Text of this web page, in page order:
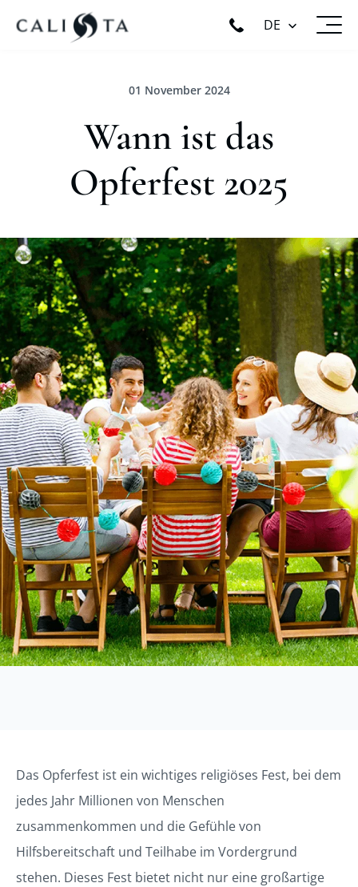
DE
01 November 2024
Wann ist das
Opferfest 2025
Das Opferfest ist ein wichtiges religiöses Fest, bei dem
jedes Jahr Millionen von Menschen
zusammenkommen und die Gefühle von
Hilfsbereitschaft und Teilhabe im Vordergrund
stehen. Dieses Fest bietet nicht nur eine großartige